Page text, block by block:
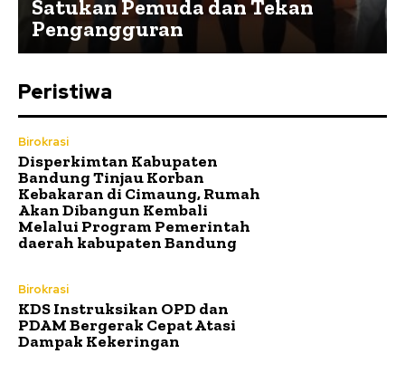
Satukan Pemuda dan Tekan
Pengangguran
Peristiwa
Birokrasi
Disperkimtan Kabupaten
Bandung Tinjau Korban
Kebakaran di Cimaung, Rumah
Akan Dibangun Kembali
Melalui Program Pemerintah
daerah kabupaten Bandung
Birokrasi
KDS Instruksikan OPD dan
PDAM Bergerak Cepat Atasi
Dampak Kekeringan